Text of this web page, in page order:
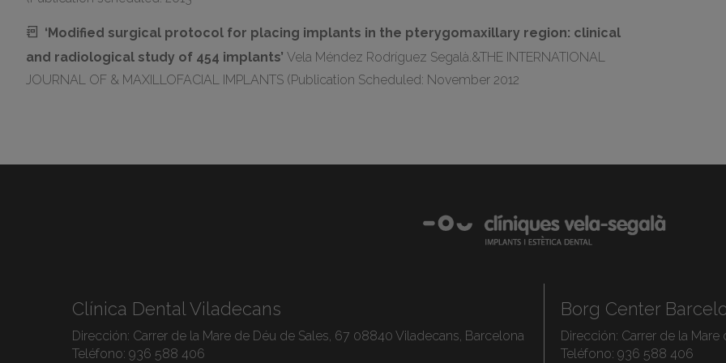
‘Modified surgical protocol for placing implants in the pterygomaxillary region: clinical
and radiological study of 454 implants’ Vela Méndez Rodríguez Segalà.&THE INTERNATIONAL
JOURNAL OF & MAXILLOFACIAL IMPLANTS (Publication Scheduled: November 2012
Clínica Dental Viladecans
Dirección: Carrer de la Mare de Déu de Sales, 67 08840 Viladecans, Barcelona
Teléfono:936 588 406
Borg Center
Dirección: Carrer de la
Teléfono: 936 588 406